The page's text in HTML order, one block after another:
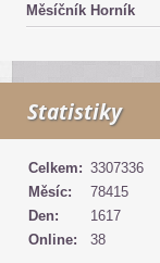
Měsíčník Horník
Statistiky
Online: 38
Celkem: 3307336
Měsíc:
78415
Den:
1617